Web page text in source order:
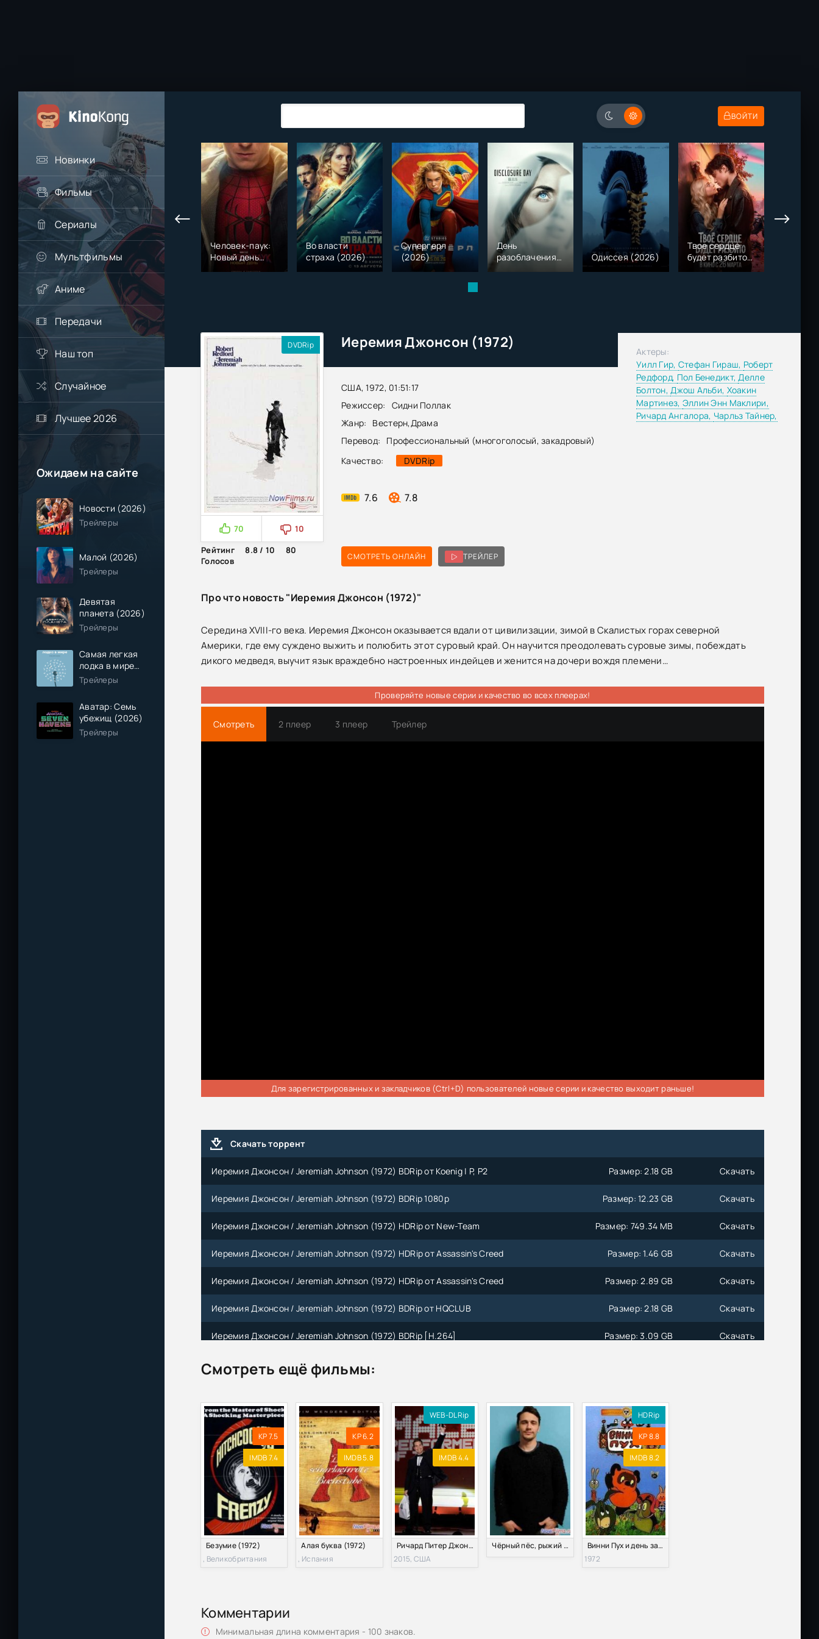
ВОЙТИ
Новинки
Фильмы
Сериалы
Мультфильмы
Аниме
Передачи
Наш топ
Случайное
Лучшее 2026
Ожидаем на сайте
Новости (2026)
Трейлеры
Малой (2026)
Трейлеры
Девятая
планета (2026)
Трейлеры
Самая легкая
лодка в мире
(2026)
Трейлеры
Аватар: Семь
убежищ (2026)
Трейлеры
богатырь.
Колобок (2026)
СОУЛМ8ЙТ
(2026)
Человек-паук:
Новый день
(2026)
Во власти
страха (2026)
Супергерл
(2026)
День
разоблачения
Одиссея (2026)
Твое сердце
будет разбито
(2026)
Иеремия Джонсон (1972)
США, 1972, 01:51:17
Режиссер:
Сидни Поллак
Жанр:
Вестерн,Драма
Перевод:
Профессиональный (многоголосый, закадровый)
Качество:
DVDRip
7.6 7.8
DVDRip
70
10
Рейтинг
8.8 / 10
80
Голосов
СМОТРЕТЬ ОНЛАЙН ТРЕЙЛЕР
Актеры:
Уилл Гир, Стефан Гираш, Роберт
Редфорд, Пол Бенедикт,Делле
Болтон,Джош Альби, Хоакин
Мартинез, Эллин Энн Маклири,
Ричард Ангалора, Чарльз Тайнер,
Про что новость "Иеремия Джонсон (1972)"
Середина XVIII-гo века. Иеремия Джонсон оказывается вдали от цивилизации, зимой в Скалистых горах северной
Америки, где ему суждено выжить и полюбить этот суровый край. Он научится преодолевать суровые зимы, побеждать
дикого медведя, выучит язык враждебно настроенных индейцев и женится на дочери вождя племени…
Проверяйте новые серии и качество во всех плеерах!
Смотреть 2 плеер 3 плеер Трейлер
Для зарегистрированных и закладчиков (Ctrl+D) пользователей новые серии и качество выходит раньше!
Скачать торрент
Иеремия Джонсон / Jeremiah Johnson (1972) BDRip от Koenig | P, P2 Размер: 2.18 GB Скачать
Иеремия Джонсон / Jeremiah Johnson (1972) BDRip 1080p Размер: 12.23 GB Скачать
Иеремия Джонсон / Jeremiah Johnson (1972) HDRip от New-Team Размер: 749.34 MB Скачать
Иеремия Джонсон / Jeremiah Johnson (1972) HDRip от Assassin's Creed Размер: 1.46 GB Скачать
Иеремия Джонсон / Jeremiah Johnson (1972) HDRip от Assassin's Creed Размер: 2.89 GB Скачать
Иеремия Джонсон / Jeremiah Johnson (1972) BDRip от HQCLUB Размер: 2.18 GB Скачать
Иеремия Джонсон / Jeremiah Johnson (1972) BDRip [H.264] Размер: 3.09 GB Скачать
Смотреть ещё фильмы:
KP 7.5
IMDB 7.4
Безумие (1972)
, Великобритания
KP 6.2
IMDB 5.8
Алая буква (1972)
, Испания
WEB-DLRip
IMDB 4.4
Ричард Питер Джонсон (2015)
2015, США
Чёрный пёс, рыжий пёс (2013)
HDRip
KP 8.8
IMDB 8.2
Винни Пух и день забот (1972)
1972
Комментарии
Минимальная длина комментария - 100 знаков.